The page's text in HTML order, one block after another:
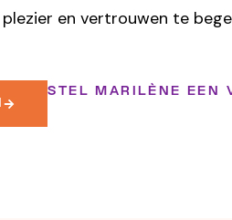
en vertrouwen te
STEL MARILÈNE EEN